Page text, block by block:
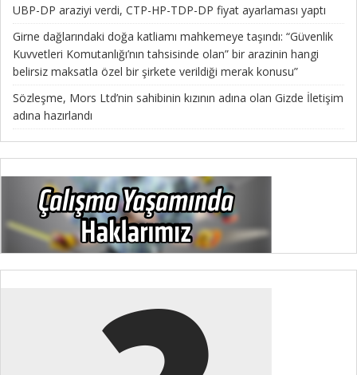
UBP-DP araziyi verdi, CTP-HP-TDP-DP fiyat ayarlaması yaptı
Girne dağlarındaki doğa katliamı mahkemeye taşındı: “Güvenlik
Kuvvetleri Komutanlığı’nın tahsisinde olan” bir arazinin hangi
belirsiz maksatla özel bir şirkete verildiği merak konusu”
Sözleşme, Mors Ltd’nin sahibinin kızının adına olan Gizde İletişim
adına hazırlandı